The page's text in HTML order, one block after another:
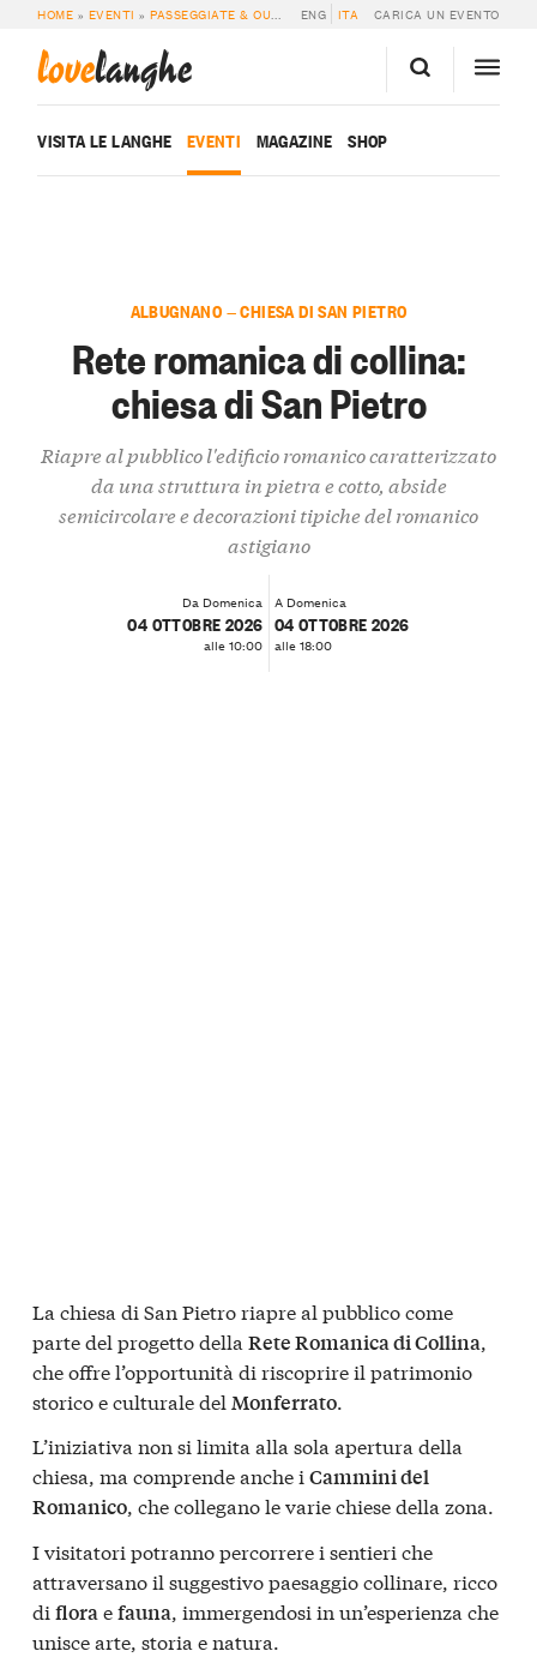
HOME » EVENTI »PASSEGGIATE & OUTDOOR » RETE ROMANICA DI COLLINA:
ENG ITA CARICA UN EVENTO
lovelanghe
VISITA LE LANGHE EVENTI MAGAZINE SHOP
ALBUGNANO — CHIESA DI SAN PIETRO
Rete romanica di collina:
chiesa di San Pietro
Riapre al pubblico l'edificio romanico caratterizzato
da una struttura in pietra e cotto, abside
semicircolare e decorazioni tipiche del romanico
astigiano
Da Domenica
04 OTTOBRE 2026
alle 10:00
A Domenica
04 OTTOBRE 2026
alle 18:00
La chiesa di San Pietro riapre al pubblico come
parte del progetto della Rete Romanica di Collina,
che offre l’opportunità di riscoprire il patrimonio
storico e culturale del Monferrato.
L’iniziativa non si limita alla sola apertura della
chiesa, ma comprende anche i Cammini del
Romanico, che collegano le varie chiese della zona.
I visitatori potranno percorrere i sentieri che
attraversano il suggestivo paesaggio collinare, ricco
di floraefauna, immergendosi in un’esperienza che
unisce arte, storia e natura.